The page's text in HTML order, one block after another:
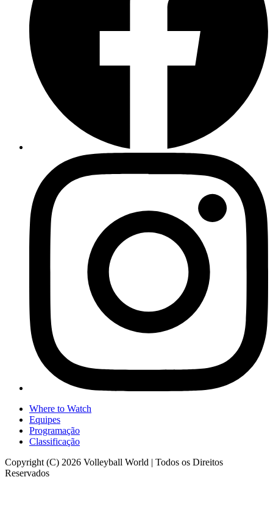
Where to Watch
Equipes
Programação
Classificação
Copyright (C) 2026 Volleyball World | Todos os Direitos
Reservados